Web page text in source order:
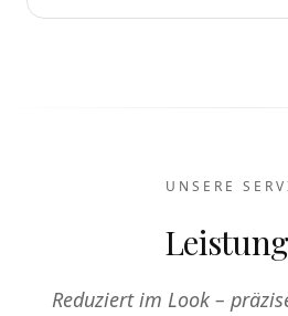
UNSERE
Reduziert im Look –